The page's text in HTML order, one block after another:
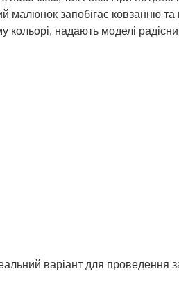
малюнок запобігає ковзанню
кольорі, надають моделі
варіант для проведення